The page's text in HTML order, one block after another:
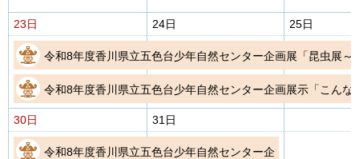
23日 24日 25日
令和8年度香川県立五色台少年自然センター企画展「昆虫展
令和8年度香川県立五色台少年自然センター企画展示「こん
30日 31日
令和8年度香川県立五色台少年自然センター企